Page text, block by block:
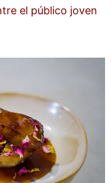
el público joven